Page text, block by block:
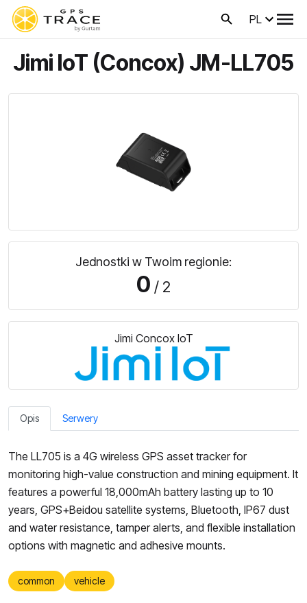
PL
Jimi IoT (Concox) JM-LL705
Jednostki w Twoim regionie:
0 / 2
Jimi Concox IoT
Opis Serwery
The LL705 is a 4G wireless GPS asset tracker for
monitoring high-value construction and mining equipment. It
features a powerful 18,000mAh battery lasting up to 10
years, GPS+Beidou satellite systems, Bluetooth, IP67 dust
and water resistance, tamper alerts, and flexible installation
options with magnetic and adhesive mounts.
common vehicle